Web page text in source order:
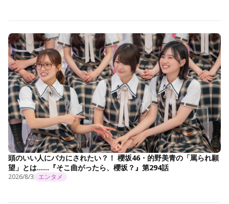
頭のいい人にバカにされたい？！ 櫻坂46・的野美青の「罵られ願
望」とは……『そこ曲がったら、櫻坂？』第294話
2026/8/3 エンタメ